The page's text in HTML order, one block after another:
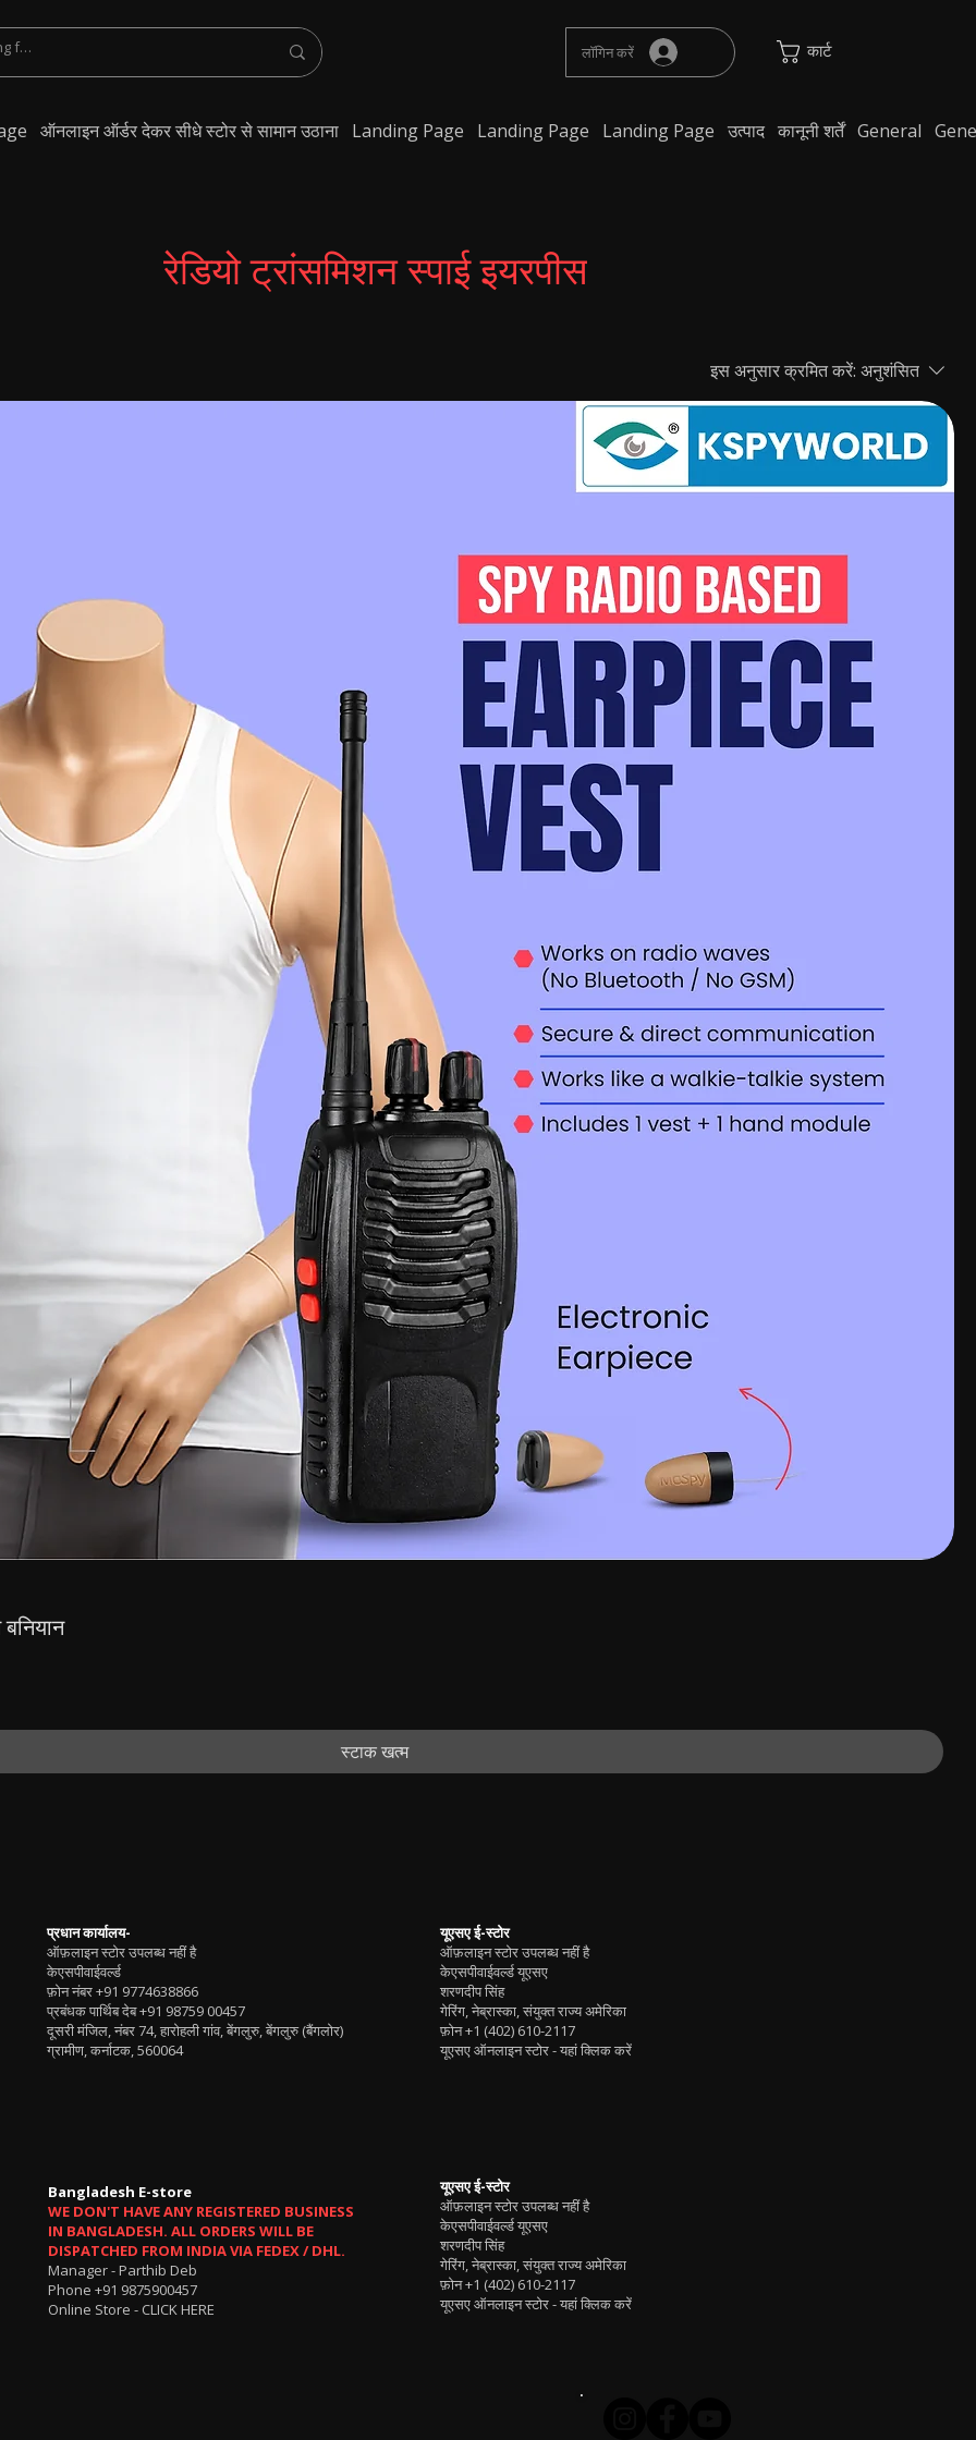
लॉगिन करें कार्ट
ऑनलाइन ऑर्डर देकर सीधे स्टोर से सामान उठाना Landing Page Landing Page Landing Page उत्पाद कानूनी शर्तें General
रेडियो ट्रांसमिशन स्पाई इयरपीस
इस अनुसार क्रमित करें: अनुशंसित
स्टाक खत्म
प्रधान कार्यालय-
ऑफ़लाइन स्टोर उपलब्ध नहीं है
केएसपीवाईवर्ल्ड
फ़ोन नंबर+91 9774638866
प्रबंधक पार्थिब देब+91 98759 00457
दूसरी मंजिल, नंबर 74, हारोहली गांव, बेंगलुरु, बेंगलुरु (बैंगलोर)
ग्रामीण, कर्नाटक, 560064
यूएसए ई-स्टोर
ऑफ़लाइन स्टोर उपलब्ध नहीं है
केएसपीवाईवर्ल्ड यूएसए
शरणदीप सिंह
गेरिंग, नेब्रास्का, संयुक्त राज्य अमेरिका
फ़ोन+1 (402) 610-2117
यूएसए ऑनलाइन स्टोर -यहां क्लिक करें
Bangladesh E-store
WE DON'T HAVE ANY REGISTERED BUSINESS
IN BANGLADESH. ALL ORDERS WILL BE
DISPATCHED FROM INDIA VIA FEDEX / DHL.
Manager - Parthib Deb
Phone +91 9875900457
Online Store - CLICK HERE
यूएसए ई-स्टोर
ऑफ़लाइन स्टोर उपलब्ध नहीं है
केएसपीवाईवर्ल्ड यूएसए
शरणदीप सिंह
गेरिंग, नेब्रास्का, संयुक्त राज्य अमेरिका
फ़ोन+1 (402) 610-2117
यूएसए ऑनलाइन स्टोर -यहां क्लिक करें